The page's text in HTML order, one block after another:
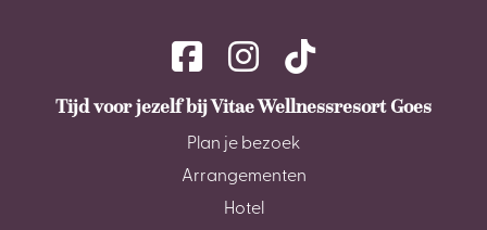
Tijd voor jezelf bij Vitae Wellnessresort Goes
Plan je bezoek
Arrangementen
Hotel